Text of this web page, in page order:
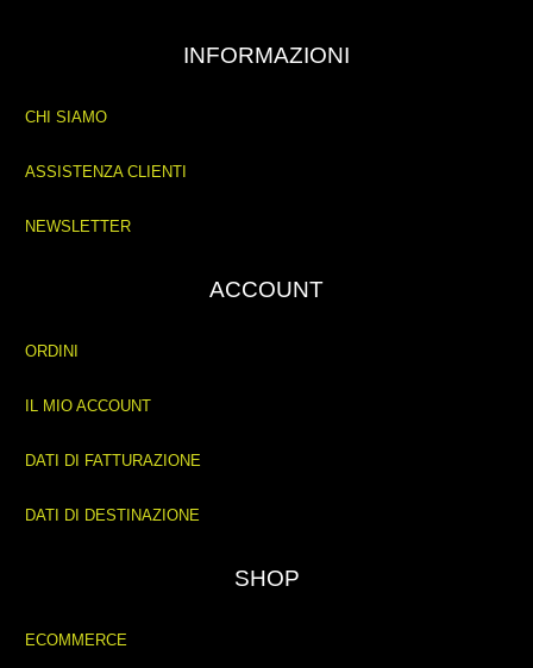
INFORMAZIONI
CHI SIAMO
ASSISTENZA CLIENTI
NEWSLETTER
ACCOUNT
ORDINI
IL MIO ACCOUNT
DATI DI FATTURAZIONE
DATI DI DESTINAZIONE
SHOP
ECOMMERCE